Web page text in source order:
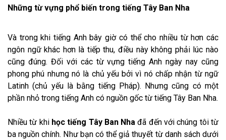
Những từ vựng phổ biến trong tiếng Tây Ban Nha
Và trong khi tiếng Anh bây giờ có thể cho nhiều từ hơn các
ngôn ngữ khác hơn là tiếp thu, điều này không phải lúc nào
cũng đúng. Đối với các từ vựng tiếng Anh ngày nay cũng
phong phú nhưng nó là chủ yếu bởi vì nó chấp nhận từ ngữ
Latinh (chủ yếu là bằng tiếng Pháp). Nhưng cũng có một
phần nhỏ trong tiếng Anh có nguồn gốc từ tiếng Tây Ban Nha.
Nhiều từ khi học tiếng Tây Ban Nha đã đến với chúng tôi từ
ba nguồn chính. Như bạn có thể giả thuyết từ danh sách dưới